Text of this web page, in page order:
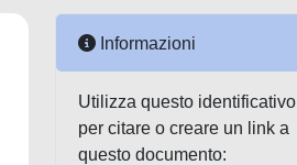
Informazioni
Utilizza questo identificativo
per citare o creare un link a
questo documento: